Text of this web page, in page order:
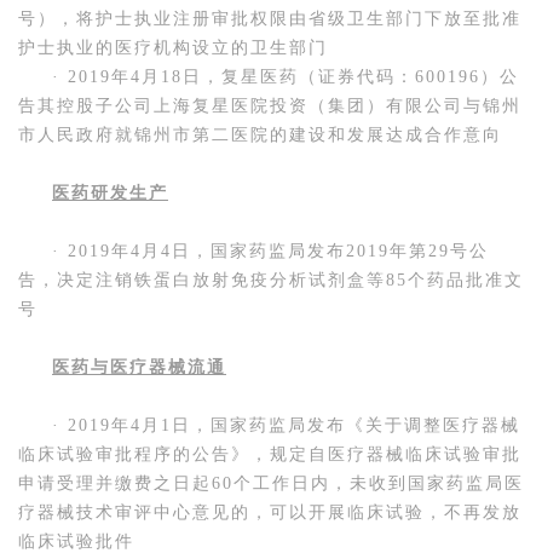
号），将护士执业注册审批权限由省级卫生部门下放至批准
护士执业的医疗机构设立的卫生部门
· 2019年4月18日，复星医药（证券代码：600196）公
告其控股子公司上海复星医院投资（集团）有限公司与锦州
市人民政府就锦州市第二医院的建设和发展达成合作意向
医药研发生产
· 2019年4月4日，国家药监局发布2019年第29号公
告，决定注销铁蛋白放射免疫分析试剂盒等85个药品批准文
号
医药与医疗器械流通
· 2019年4月1日，国家药监局发布《关于调整医疗器械
临床试验审批程序的公告》，规定自医疗器械临床试验审批
申请受理并缴费之日起60个工作日内，未收到国家药监局医
疗器械技术审评中心意见的，可以开展临床试验，不再发放
临床试验批件